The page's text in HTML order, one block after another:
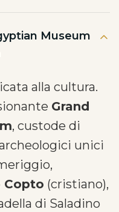
Museum
alla cultura.
Grand
, custode di
unici
Copto (cristiano),
di Saladino